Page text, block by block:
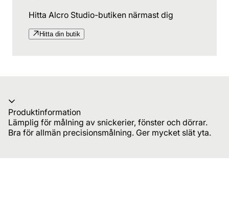
Hitta Alcro Studio-butiken närmast dig
Hitta din butik
Produktinformation
Lämplig för målning av snickerier, fönster och dörrar.
Bra för allmän precisionsmålning. Ger mycket slät yta.